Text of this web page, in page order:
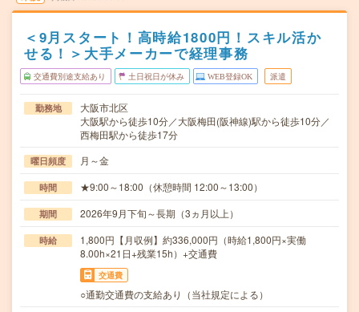
＜9月スタート！高時給1800円！スキル活か
せる！＞大手メーカーで経理事務
交通費別途支給あり 土日祝日が休み WEB登録OK 派遣
勤務地
大阪市北区
大阪駅から徒歩10分／大阪梅田(阪神線)駅から徒歩10分／
西梅田駅から徒歩17分
曜日頻度 月～金
時間 ★9:00～18:00（休憩時間 12:00～13:00）
期間 2026年9月下旬～長期（3ヵ月以上）
時給
1,800円【月収例】約336,000円（時給1,800円×実働
8.00h×21日+残業15h）+交通費
交通費
○通勤交通費の支給あり（当社規定による）